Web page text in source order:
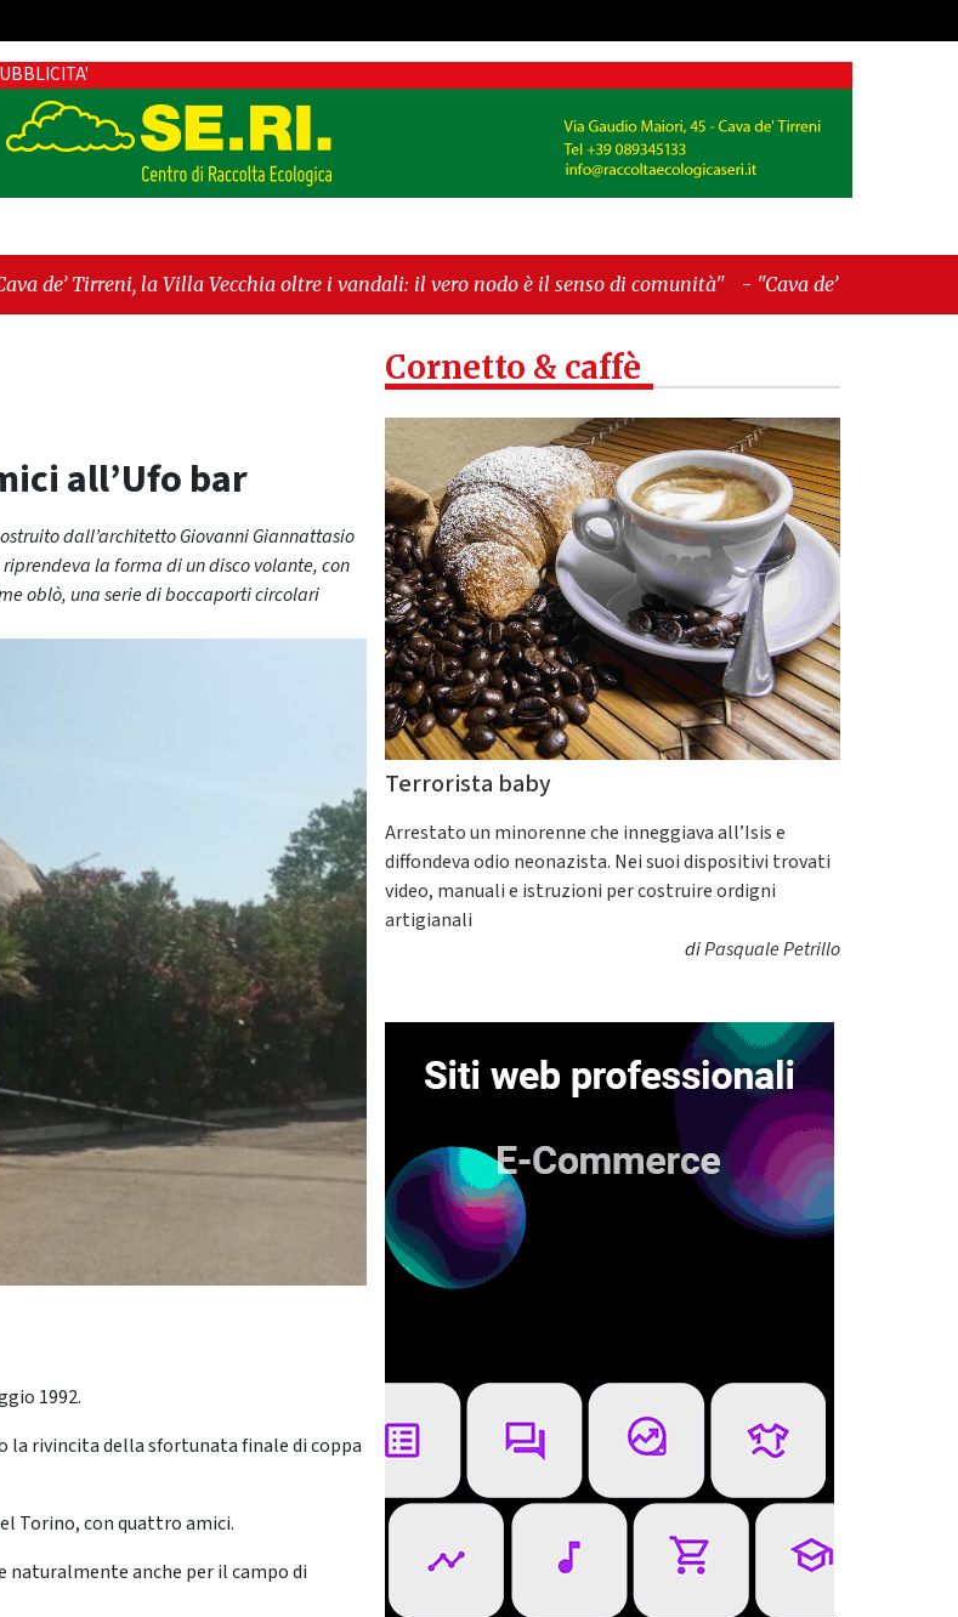
oltre i vandali: il vero nodo è il senso di comunità" -"Cava de’ Tirreni, La Fratellanza sull'ultima
all’Ufo bar
dall’architetto Giovanni Giannattasio
la forma di un disco volante, con
oblò, una serie di boccaporti circolari
1992.
la rivincita della sfortunata finale di coppa
Torino, con quattro amici.
anche per il campo di
Cornetto & caffè
Terrorista baby
Arrestato un minorenne che inneggiava all’Isis e
diffondeva odio neonazista. Nei suoi dispositivi trovati
video, manuali e istruzioni per costruire ordigni
artigianali
diPasquale Petrillo